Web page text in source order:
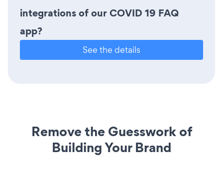
integrations of our COVID 19 FAQ
app?
See the details
Remove the Guesswork of
Building Your Brand